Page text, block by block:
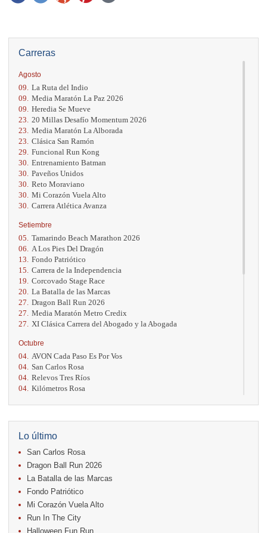
Carreras
Agosto
09. La Ruta del Indio
09. Media Maratón La Paz 2026
09. Heredia Se Mueve
23. 20 Millas Desafío Momentum 2026
23. Media Maratón La Alborada
23. Clásica San Ramón
29. Funcional Run Kong
30. Entrenamiento Batman
30. Paveños Unidos
30. Reto Moraviano
30. Mi Corazón Vuela Alto
30. Carrera Atlética Avanza
Setiembre
05. Tamarindo Beach Marathon 2026
06.
A Los Pies Del Dragón
13. Fondo Patriótico
15. Carrera de la Independencia
19. Corcovado Stage Race
20. La Batalla de las Marcas
27. Dragon Ball Run 2026
27. Media Maratón Metro Credix
27.
XI Clásica Carrera del Abogado y la Abogada
Octubre
04. AVON Cada Paso Es Por Vos
04. San Carlos Rosa
04. Relevos Tres Ríos
04. Kilómetros Rosa
18. Casa Turire Trail Run
18.
Warriors Run Circuit
18. Samsung Jacó Beach Half Marathon 2026
25. KRun by Under Armour
25. Run Alajuela
31.
Halloween Fun Run
Noviembre
08. Lindora Run
15. Entre Pan y Rosas
Lo último
San Carlos Rosa
Dragon Ball Run 2026
La Batalla de las Marcas
Fondo Patriótico
Mi Corazón Vuela Alto
Run In The City
Halloween Fun Run